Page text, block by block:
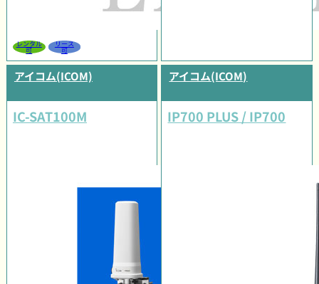
レンタル
可
リース
可
アイコム(ICOM)
IC-SAT100M
アイコム(ICOM)
IP700 PLUS / IP700